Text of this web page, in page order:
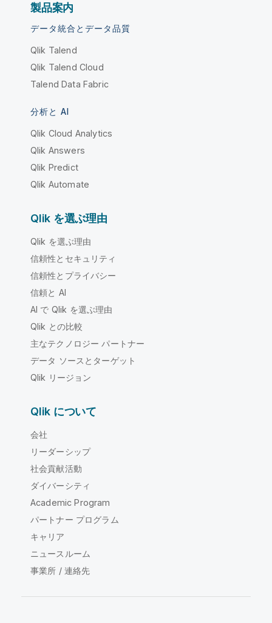
製品案内
データ統合とデータ品質
Qlik Talend
Qlik Talend Cloud
Talend Data Fabric
分析と AI
Qlik Cloud Analytics
Qlik Answers
Qlik Predict
Qlik Automate
Qlik を選ぶ理由
Qlik を選ぶ理由
信頼性とセキュリティ
信頼性とプライバシー
信頼と AI
AI で Qlik を選ぶ理由
Qlik との比較
主なテクノロジー パートナー
データ ソースとターゲット
Qlik リージョン
Qlik について
会社
リーダーシップ
社会貢献活動
ダイバーシティ
Academic Program
パートナー プログラム
キャリア
ニュースルーム
事業所 / 連絡先